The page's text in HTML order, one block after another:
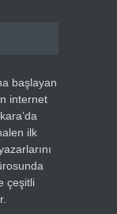
başlayan
internet
ilk
çeşitli